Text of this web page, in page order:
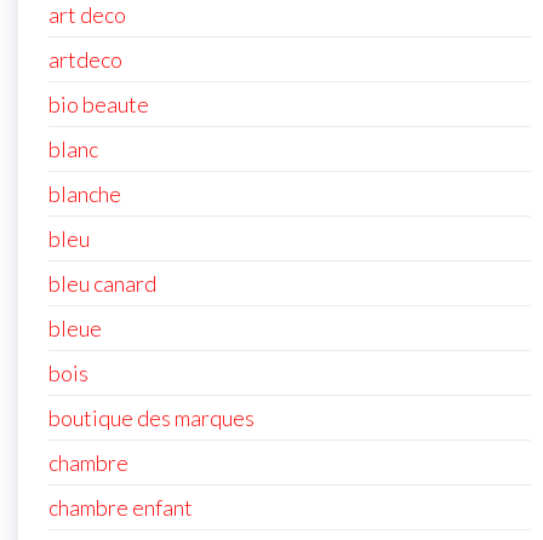
art deco
artdeco
bio beaute
blanc
blanche
bleu
bleu canard
bleue
bois
boutique des marques
chambre
chambre enfant